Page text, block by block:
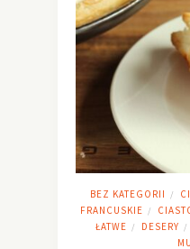
BEZ KATEGORII /
FRANCUSKIE /
ŁATWE / DESERY /